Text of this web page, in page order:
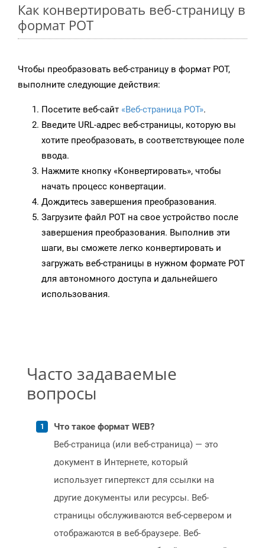
Как конвертировать веб-страницу в
формат POT
Чтобы преобразовать веб-страницу в формат POT,
выполните следующие действия:
Посетите веб-сайт «Веб-страница POT».
Введите URL-адрес веб-страницы, которую вы
хотите преобразовать, в соответствующее поле
ввода.
Нажмите кнопку «Конвертировать», чтобы
начать процесс конвертации.
Дождитесь завершения преобразования.
Загрузите файл POT на свое устройство после
завершения преобразования. Выполнив эти
шаги, вы сможете легко конвертировать и
загружать веб-страницы в нужном формате POT
для автономного доступа и дальнейшего
использования.
Часто задаваемые
вопросы
Что такое формат WEB?
Веб-страница (или веб-страница) — это
документ в Интернете, который
использует гипертекст для ссылки на
другие документы или ресурсы. Веб-
страницы обслуживаются веб-сервером и
отображаются в веб-браузере. Веб-